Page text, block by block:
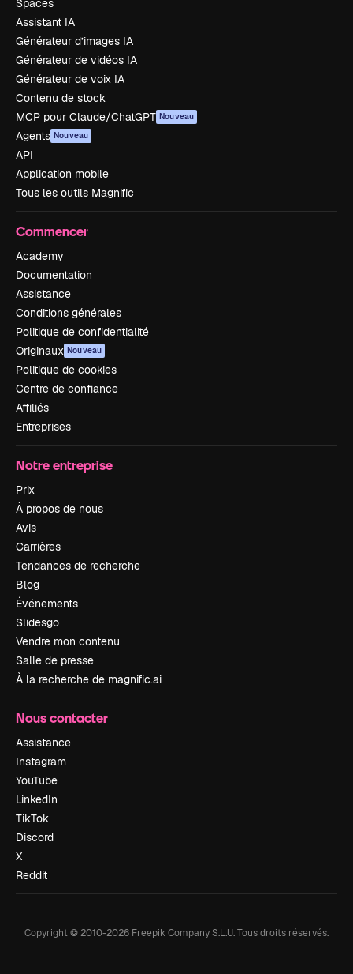
Spaces
Assistant IA
Générateur d’images IA
Générateur de vidéos IA
Générateur de voix IA
Contenu de stock
MCP pour Claude/ChatGPT Nouveau
Agents Nouveau
API
Application mobile
Tous les outils Magnific
Commencer
Academy
Documentation
Assistance
Conditions générales
Politique de confidentialité
Originaux Nouveau
Politique de cookies
Centre de confiance
Affiliés
Entreprises
Notre entreprise
Prix
À propos de nous
Avis
Carrières
Tendances de recherche
Blog
Événements
Slidesgo
Vendre mon contenu
Salle de presse
À la recherche de magnific.ai
Nous contacter
Assistance
Instagram
YouTube
LinkedIn
TikTok
Discord
X
Reddit
Copyright © 2010-2026 Freepik Company S.L.U.Tous droits réservés.